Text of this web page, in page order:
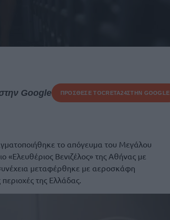
Google ΠΡΟΣΘΕΣΕ ΤΟCRETA24ΣΤΗΝ GOOGLE
το απόγευμα του Μεγάλου
Βενιζέλος» της Αθήνας με
μεταφέρθηκε με αεροσκάφη
της Ελλάδας.